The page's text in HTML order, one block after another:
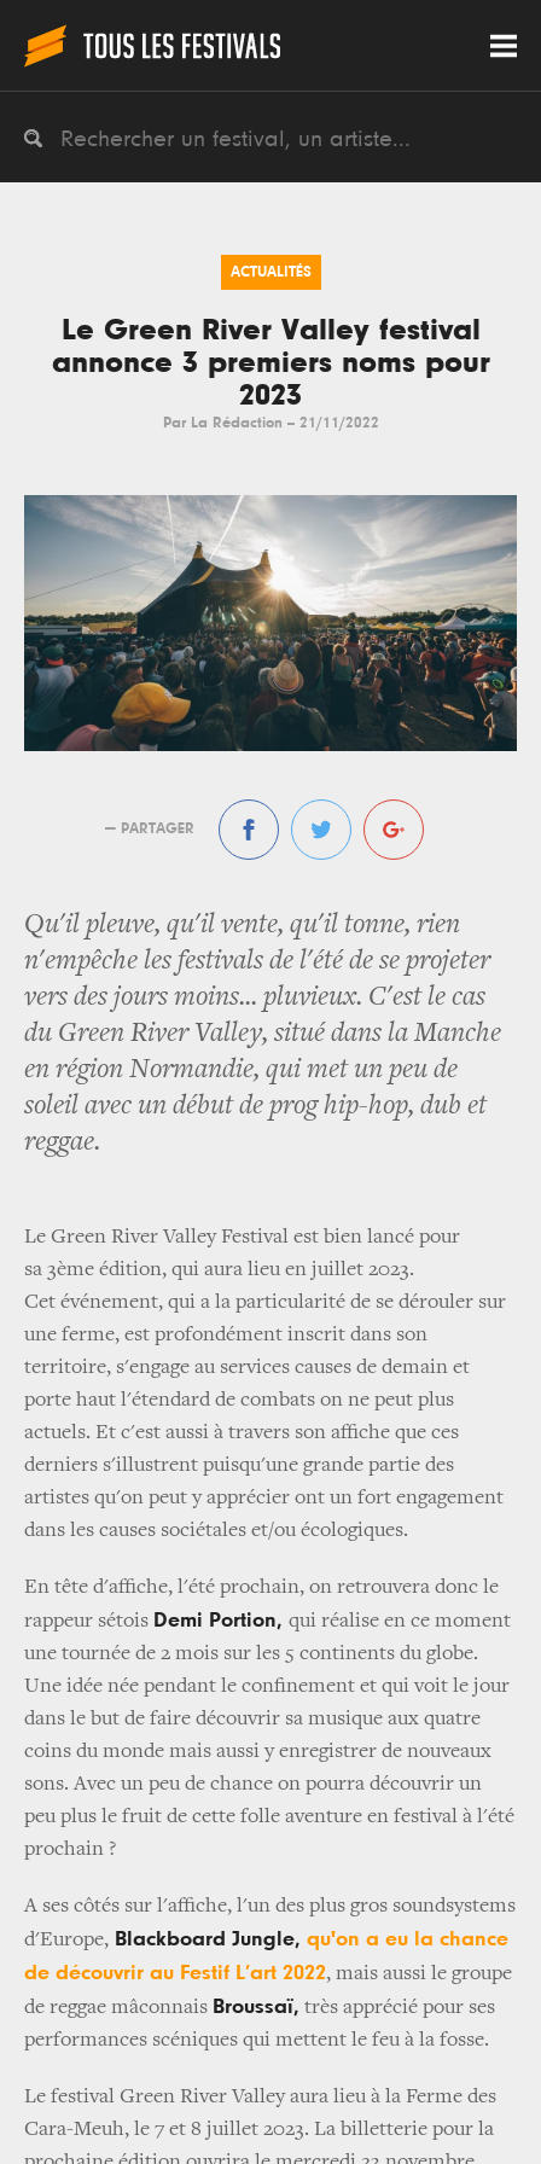
ACTUALITÉS
Le Green River Valley festival
annonce 3 premiers noms pour
2023
Par La Rédaction -- 21/11/2022
— PARTAGER
Qu'il pleuve, qu'il vente, qu'il tonne, rien
n'empêche les festivals de l'été de se projeter
vers des jours moins... pluvieux. C'est le cas
du Green River Valley, situé dans la Manche
en région Normandie, qui met un peu de
soleil avec un début de prog hip-hop, dub et
reggae.
Le Green River Valley Festival est bien lancé pour
sa 3ème édition, qui aura lieu en juillet 2023.
Cet événement, qui a la particularité de se dérouler sur
une ferme, est profondément inscrit dans son
territoire, s'engage au services causes de demain et
porte haut l'étendard de combats on ne peut plus
actuels. Et c'est aussi à travers son affiche que ces
derniers s'illustrent puisqu'une grande partie des
artistes qu'on peut y apprécier ont un fort engagement
dans les causes sociétales et/ou écologiques.
En tête d'affiche, l'été prochain, on retrouvera donc le
rappeur sétois Demi Portion, qui réalise en ce moment
une tournée de 2 mois sur les 5 continents du globe.
Une idée née pendant le confinement et qui voit le jour
dans le but de faire découvrir sa musique aux quatre
coins du monde mais aussi y enregistrer de nouveaux
sons. Avec un peu de chance on pourra découvrir un
peu plus le fruit de cette folle aventure en festival à l'été
prochain ?
A ses côtés sur l'affiche, l'un des plus gros soundsystems
d'Europe, Blackboard Jungle, qu'on a eu la chance
de découvrir au Festif L’art 2022, mais aussi le groupe
de reggae mâconnais Broussaï, très apprécié pour ses
performances scéniques qui mettent le feu à la fosse.
Le festival Green River Valley aura lieu à la Ferme des
Cara-Meuh, le 7 et 8 juillet 2023. La billetterie pour la